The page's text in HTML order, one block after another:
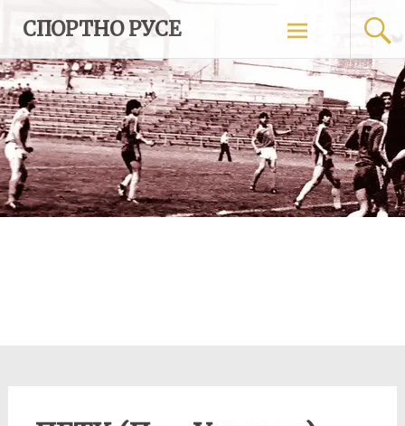
content
СПОРТНО РУСЕ